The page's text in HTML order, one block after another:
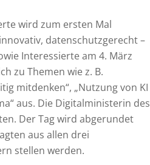
wird zum ersten Mal
datenschutzgerecht –
Interessierte am 4. März
zu Themen wie z. B.
mitdenken“, „Nutzung von KI
aus. Die Digitalministerin des
Der Tag wird abgerundet
aus allen drei
stellen werden.